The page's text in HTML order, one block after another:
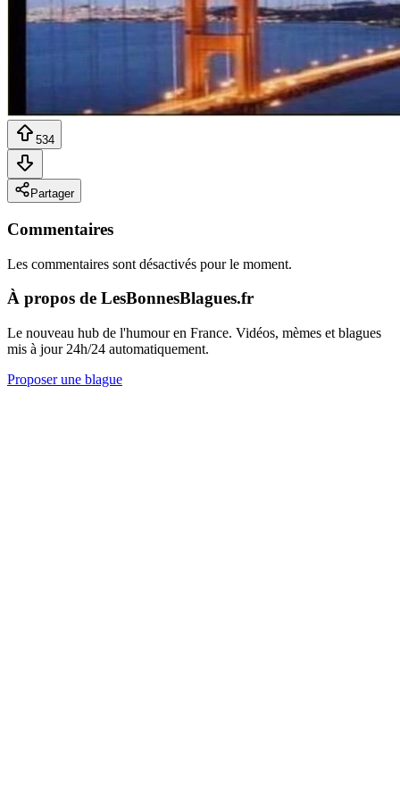
534
Partager
Commentaires
Les commentaires sont désactivés pour le moment.
À propos de LesBonnesBlagues.fr
Le nouveau hub de l'humour en France. Vidéos, mèmes et blagues
mis à jour 24h/24 automatiquement.
Proposer une blague